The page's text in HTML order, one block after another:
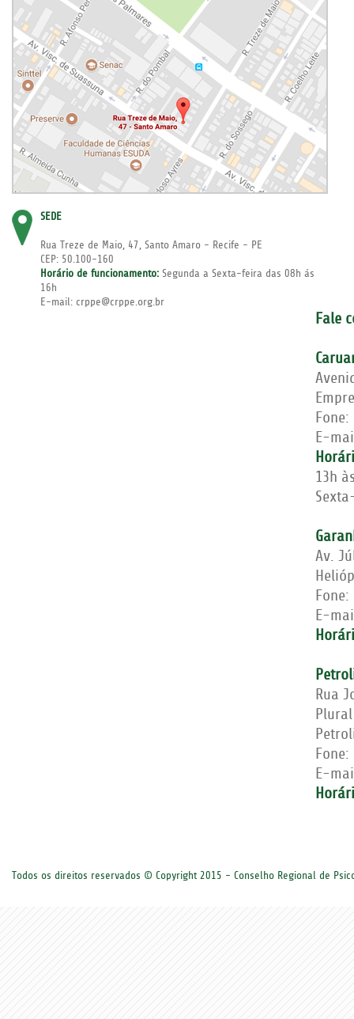
SEDE
Rua Treze de Maio, 47, Santo Amaro - Recife - PE
CEP: 50.100-160
Horário de funcionamento: Segunda a Sexta-feira das 08h ás
16h
E-mail: crppe@crppe.org.br
Fale
Fone:
E-
13h
Av.
Fone:
E-
Rua
Fone:
E-
Todos os direitos reservados © Copyright 2015 - Conselho Regional de